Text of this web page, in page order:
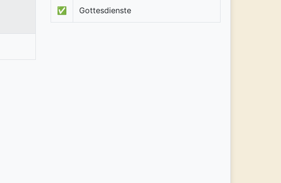
✅ Gottesdienste